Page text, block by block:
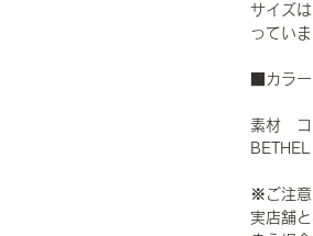
サイズ
っていま
■カラ
素材 コ
※ご注意
実店舗